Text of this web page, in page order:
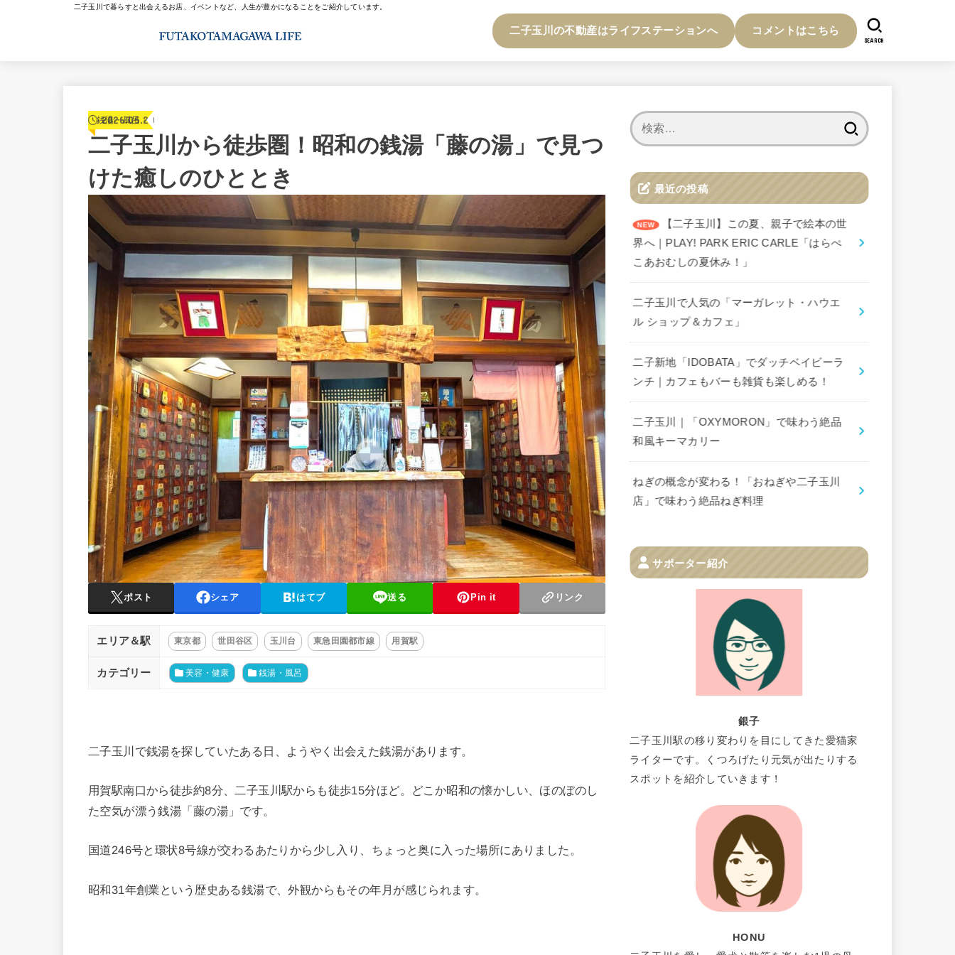
二子玉川で暮らすと出会えるお店、イベントなど、人生が豊かになることをご紹介しています。
二子玉川の不動産はライフステーションへ コメントはこちら
SEARCH
銭湯・風呂
2026.05.20
二子玉川から徒歩圏！昭和の銭湯「藤の湯」で見つ
けた癒しのひととき
ポスト シェア はてブ 送る Pin it リンク
エリア＆駅 東京都 世田谷区 玉川台 東急田園都市線 用賀駅
カテゴリー 美容・健康 銭湯・風呂
二子玉川で銭湯を探していたある日、ようやく出会えた銭湯があります。
用賀駅南口から徒歩約8分、二子玉川駅からも徒歩15分ほど。どこか昭和の懐かしい、ほのぼのし
た空気が漂う銭湯「藤の湯」です。
国道246号と環状8号線が交わるあたりから少し入り、ちょっと奥に入った場所にありました。
昭和31年創業という歴史ある銭湯で、外観からもその年月が感じられます。
最近の投稿
【二子玉川】この夏、親子で絵本の世
界へ｜PLAY! PARK ERIC CARLE「はらぺ
こあおむしの夏休み！」
二子玉川で人気の「マーガレット・ハウエ
ル ショップ＆カフェ」
二子新地「IDOBATA」でダッチベイビーラ
ンチ｜カフェもバーも雑貨も楽しめる！
二子玉川｜「OXYMORON」で味わう絶品
和風キーマカリー
ねぎの概念が変わる！「おねぎや二子玉川
店」で味わう絶品ねぎ料理
サポーター紹介
銀子
二子玉川駅の移り変わりを目にしてきた愛猫家
ライターです。くつろげたり元気が出たりする
スポットを紹介していきます！
HONU